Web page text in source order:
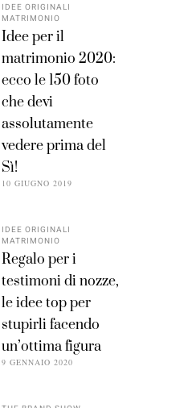
IDEE ORIGINALI
MATRIMONIO
Idee per il
matrimonio 2020:
ecco le 150 foto
che devi
assolutamente
vedere prima del
Sì!
10 GIUGNO 2019
IDEE ORIGINALI
MATRIMONIO
Regalo per i
testimoni di nozze,
le idee top per
stupirli facendo
un’ottima figura
9 GENNAIO 2020